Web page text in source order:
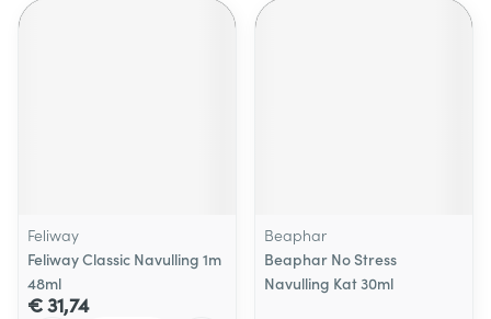
Feliway
Feliway Classic Navulling 1m
48ml
€ 31,74
Beaphar
Beaphar No Stress
Navulling Kat 30ml